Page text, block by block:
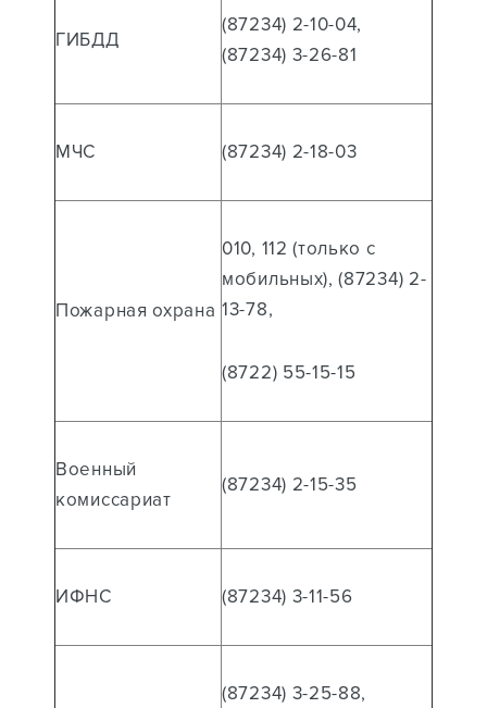
ГИБДД
(87234) 2-10-04,
(87234) 3-26-81
МЧС (87234) 2-18-03
Пожарная охрана
010, 112 (только с
мобильных), (87234) 2-
13-78,
(8722) 55-15-15
Военный
комиссариат
(87234) 2-15-35
ИФНС (87234) 3-11-56
(87234) 3-25-88,